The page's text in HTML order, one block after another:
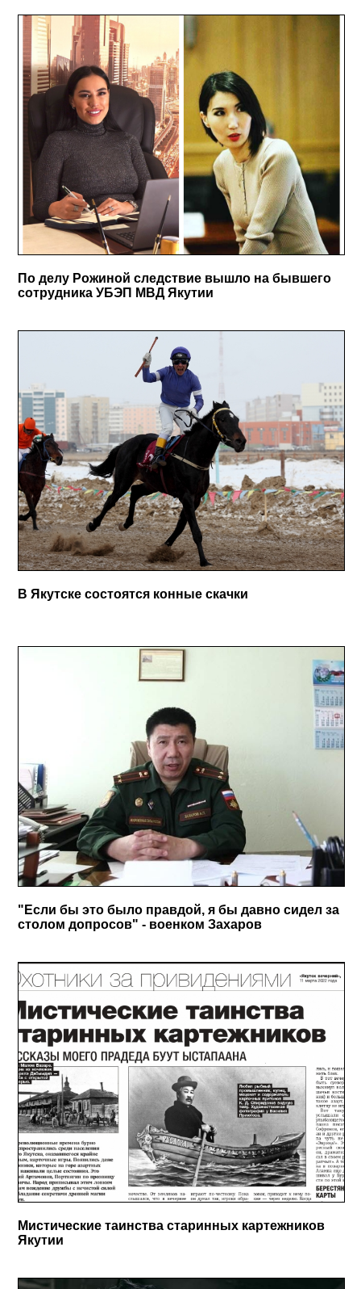
По делу Рожиной следствие вышло на бывшего
сотрудника УБЭП МВД Якутии
В Якутске состоятся конные скачки
"Если бы это было правдой, я бы давно сидел за
столом допросов" - военком Захаров
Мистические таинства старинных картежников
Якутии